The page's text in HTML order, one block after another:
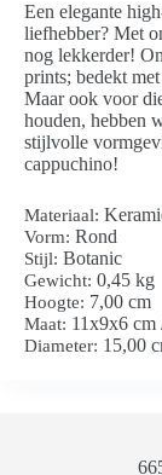
Een elegante
liefhebber? Met
nog lekkerder!
prints; bedekt
Maar ook voor
houden, hebben
stijlvolle
cappuchino!
Materiaal:
Vorm: Rond
Stijl: Botanic
Gewicht: 0,45 kg
Hoogte: 7,00 cm
Maat: 11x9x6
Diameter: 15,00